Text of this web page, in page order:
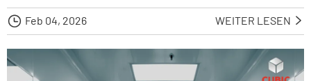
 Feb 04, 2026 WEITER LESEN 